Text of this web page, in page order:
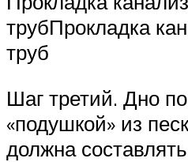
трубПрокладка
труб
Шаг третий. Дно
«подушкой» из
должна